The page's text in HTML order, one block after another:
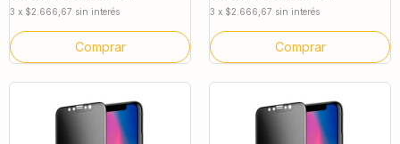
3 x $2.666,67 sin interés 3 x $2.666,67 sin interés